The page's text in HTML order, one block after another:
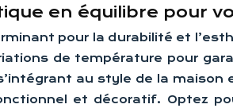
en équilibre pour
pour la durabilité et
de température pour
au style de la
et décoratif. Optez